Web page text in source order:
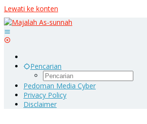
Lewati ke konten
Pencarian
Pedoman Media Cyber
Privacy Policy
Disclaimer